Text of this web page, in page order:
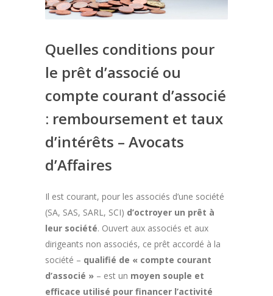
Quelles conditions pour
le prêt d’associé ou
compte courant d’associé
: remboursement et taux
d’intérêts – Avocats
d’Affaires
Il est courant, pour les associés d’une société
(SA, SAS, SARL, SCI) d’octroyer un prêt à
leur société. Ouvert aux associés et aux
dirigeants non associés, ce prêt accordé à la
société – qualifié de « compte courant
d’associé » – est un moyen souple et
efficace utilisé pour financer l’activité